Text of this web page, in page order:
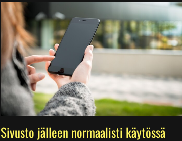
Sivusto jälleen normaalisti käytössä